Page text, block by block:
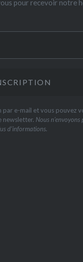
pour recevoir notre
e-mail et vous pouvez
newsletter. Nous n’envoyons
d’informations.